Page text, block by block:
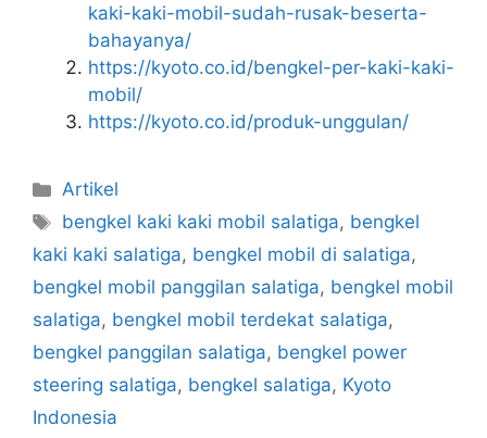
kaki-kaki-mobil-sudah-rusak-beserta-
bahayanya/
https://kyoto.co.id/bengkel-per-kaki-kaki-
mobil/
https://kyoto.co.id/produk-unggulan/
Artikel
bengkel kaki kaki mobil salatiga, bengkel
kaki kaki salatiga, bengkel mobil di salatiga,
bengkel mobil panggilan salatiga, bengkel mobil
salatiga, bengkel mobil terdekat salatiga,
bengkel panggilan salatiga, bengkel power
steering salatiga, bengkel salatiga, Kyoto
Indonesia